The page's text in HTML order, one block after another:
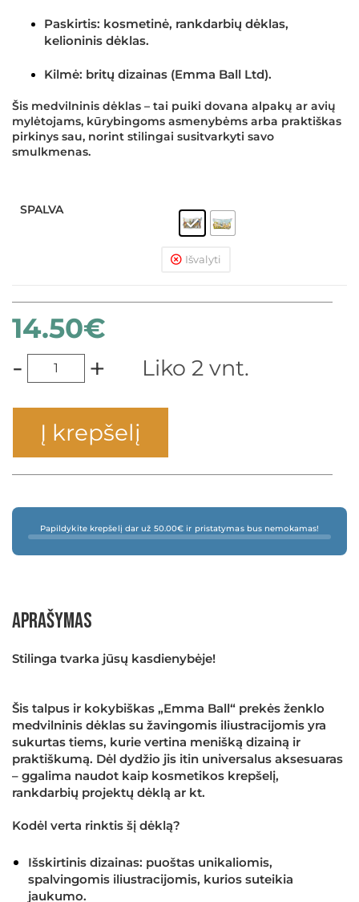
Paskirtis: kosmetinė, rankdarbių dėklas,
kelioninis dėklas.
Kilmė: britų dizainas (Emma Ball Ltd).
Šis medvilninis dėklas – tai puiki dovana alpakų ar avių
mylėtojams, kūrybingoms asmenybėms arba praktiškas
pirkinys sau, norint stilingai susitvarkyti savo
smulkmenas.
SPALVA
Išvalyti
14.50€
- + Liko 2 vnt.
Į krepšelį
Papildykite krepšelį dar už 50.00€ ir pristatymas bus nemokamas!
Aprašymas
Stilinga tvarka jūsų kasdienybėje!
Šis talpus ir kokybiškas „Emma Ball“ prekės ženklo
medvilninis dėklas su žavingomis iliustracijomis yra
sukurtas tiems, kurie vertina menišką dizainą ir
praktiškumą. Dėl dydžio jis itin universalus aksesuaras
– ggalima naudot kaip kosmetikos krepšelį,
rankdarbių projektų dėklą ar kt.
Kodėl verta rinktis šį dėklą?
Išskirtinis dizainas: puoštas unikaliomis,
spalvingomis iliustracijomis, kurios suteikia
jaukumo.